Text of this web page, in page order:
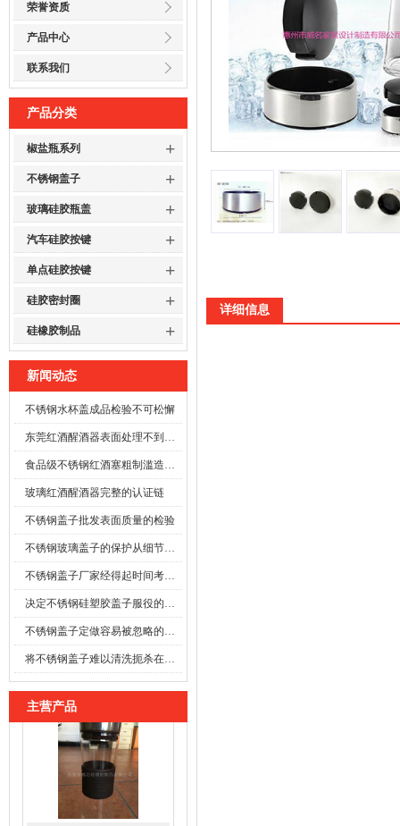
荣誉资质
产品中心
联系我们
产品分类
椒盐瓶系列 +
不锈钢盖子 +
玻璃硅胶瓶盖 +
汽车硅胶按键 +
单点硅胶按键 +
硅胶密封圈 +
硅橡胶制品 +
新闻动态
不锈钢水杯盖成品检验不可松懈
东莞红酒醒酒器表面处理不到位时
食品级不锈钢红酒塞粗制滥造可能酿成事故
玻璃红酒醒酒器完整的认证链
不锈钢盖子批发表面质量的检验
不锈钢玻璃盖子的保护从细节开始
不锈钢盖子厂家经得起时间考验的防线
决定不锈钢硅塑胶盖子服役的寿命
不锈钢盖子定做容易被忽略的施工细节
将不锈钢盖子难以清洗扼杀在萌芽之前
主营产品
详细信息